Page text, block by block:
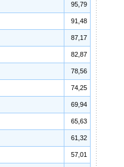
95,79
91,48
87,17
82,87
78,56
74,25
69,94
65,63
61,32
57,01